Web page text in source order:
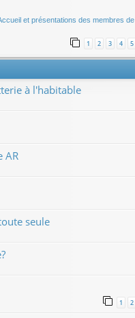
et présentations des membres de
1 2 3 4 5
à l'habitable
AR
seule
1 2